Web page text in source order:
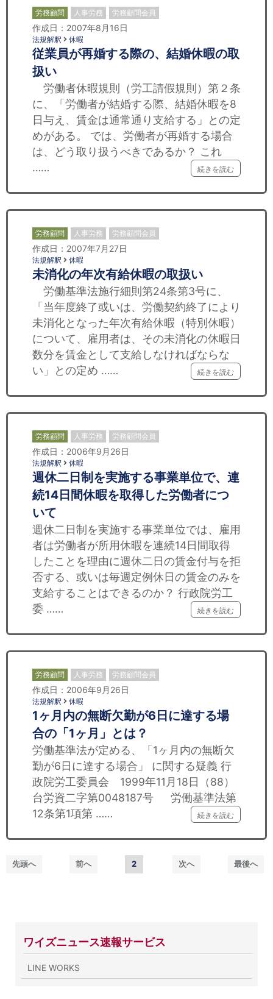
労務顧問 人事労務 労務顧問会員
作成日：2007年8月16日
法規解釈 休暇
従業員が再婚する際の、結婚休暇の取
扱い
労働者休暇規則（労工請假規則）第２条
に、「労働者が結婚する際、結婚休暇を8
日与え、賃金は通常通り支給する」との定
めがある。 では、労働者が再婚する場合
は、どう取り扱うべきであるか？ これ
……
続きを読む
労務顧問 人事労務 労務顧問会員
作成日：2007年7月27日
法規解釈 休暇
未消化の年次有給休暇の取扱い
労働基準法施行細則第24条第3号に、
「当年度終了或いは、労働契約終了により
未消化となった年次有給休暇（特別休暇）
について、雇用者は、その未消化の休暇日
数分を賃金として支給しなければならな
い」との定め ……
続きを読む
労務顧問 人事労務 労務顧問会員
作成日：2006年9月26日
法規解釈 休暇
週休二日制を実施する事業単位で、連
続14日間休暇を取得した労働者につ
いて
週休二日制を実施する事業単位では、雇用
者は労働者が所用休暇を連続14日間取得
したことを理由に週休二日の賃金付与を拒
否する、或いは毎週定例休日の賃金のみを
支給することはできるのか？ 行政院労工
委 ……
続きを読む
労務顧問 人事労務 労務顧問会員
作成日：2006年9月26日
法規解釈 休暇
1ヶ月内の無断欠勤が6日に達する場
合の「1ヶ月」とは？
労働基準法が定める、「1ヶ月内の無断欠
勤が6日に達する場合」 に関する疑義 行
政院労工委員会 1999年11月18日（88）
台労資二字第0048187号 労働基準法第
12条第1項第 ……
続きを読む
先頭へ 前へ 2 次へ 最後へ
ワイズニュース速報サービス
LINE WORKS